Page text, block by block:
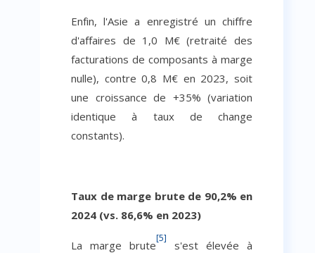
Enfin, l'Asie a enregistré un chiffre
d'affaires de 1,0 M€ (retraité des
facturations de composants à marge
nulle), contre 0,8 M€ en 2023, soit
une croissance de +35% (variation
identique à taux de change
constants).
Taux de marge brute de 90,2% en
2024 (vs. 86,6% en 2023)
La marge brute
[5]
s'est élevée à